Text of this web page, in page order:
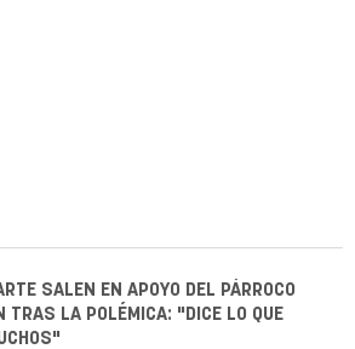
SALEN EN APOYO DEL PÁRROCO
TRAS LA POLÉMICA: "DICE LO QUE